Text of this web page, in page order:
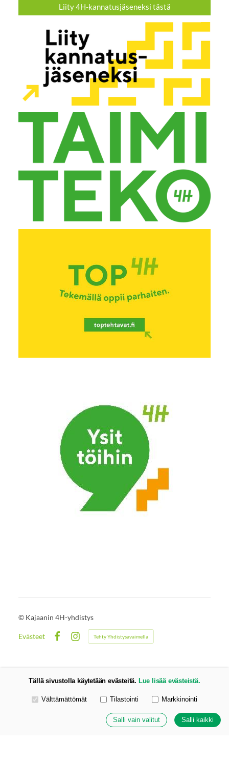
Liity 4H-kannatusjäseneksi tästä
© Kajaanin 4H-yhdistys
Evästeet
Instagram
Tehty Yhdistysavaimella
Tällä sivustolla käytetään evästeitä. Lue lisää evästeistä.
Valitse käytettävät evästeet
Välttämättömät Tilastointi Markkinointi
Salli vain valitut Salli kaikki